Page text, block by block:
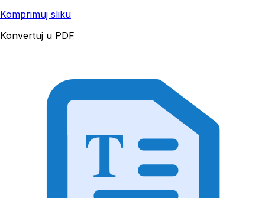
Komprimuj sliku
Konvertuj u PDF
T